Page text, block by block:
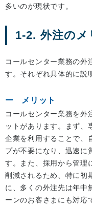
多いのが現状です。
1-2. 外注のメ
コールセンター業務の外
す。それぞれ具体的に説
メリット
コールセンター業務を外
ットがあります。まず、
企業を利用することで、
プが不要になり、迅速に
す。また、採用から管理
削減されるため、特に初
に、多くの外注先は年中
ーンのお客さまにも対応